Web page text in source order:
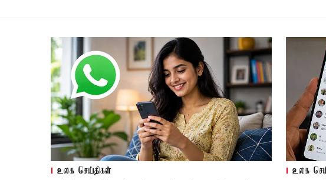
உலக செய்திகள் உலக